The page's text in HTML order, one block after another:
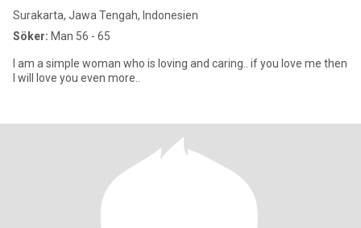
Surakarta, Jawa Tengah, Indonesien
Söker: Man 56 - 65
I am a simple woman who is loving and caring.. if you love me then
I will love you even more..